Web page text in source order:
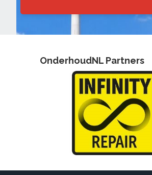
OnderhoudNL Partners